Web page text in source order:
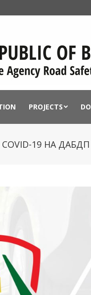
PROJECTS
19 НА ДАБДП